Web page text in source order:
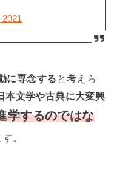
2021
に専念する と考えら
本文学や古典に大変興
学するのではな
。